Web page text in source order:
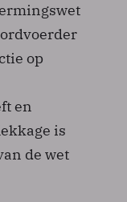
op
en
is
de wet